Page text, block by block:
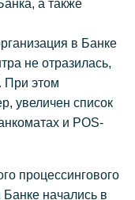
а также
в Банке
не отразилась,
При этом
увеличен список
и POS-
процессингового
начались в